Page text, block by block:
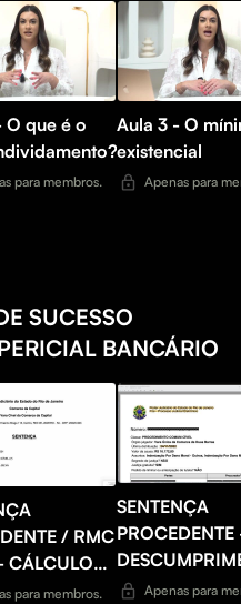
O que é o
para membros.
Aula 3 - O
existencial
Apenas para
SUCESSO
BANCÁRIO
/ RMC
CÁLCULO
para membros.
SENTENÇA
PROCEDENTE
Apenas para